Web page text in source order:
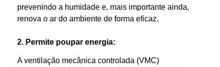
prevenindo a humidade e, mais importante ainda,
renova o ar do ambiente de forma eficaz.
2. Permite poupar energia:
A ventilação mecânica controlada (VMC)